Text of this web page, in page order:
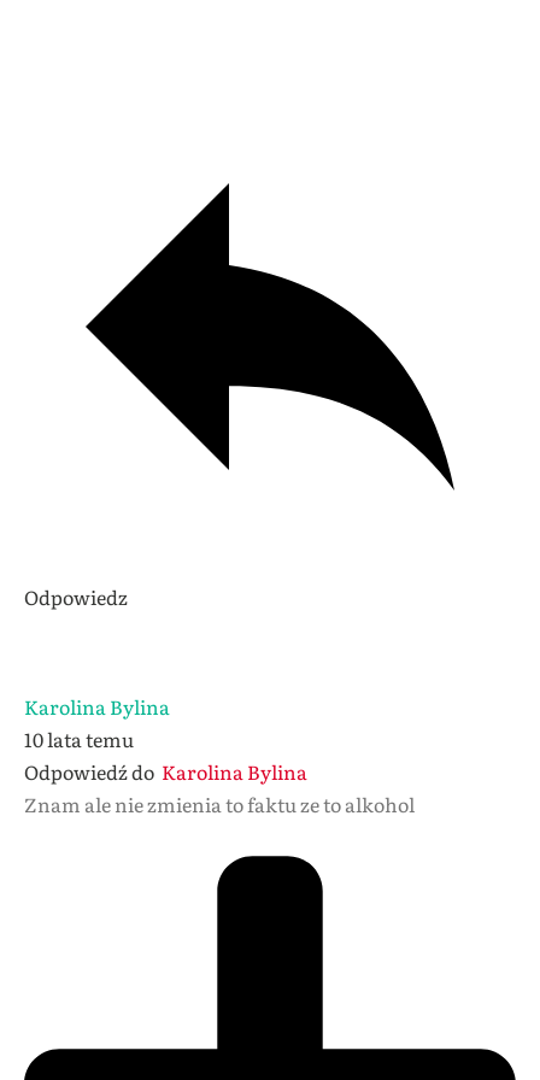
Odpowiedz
Karolina Bylina
10 lata temu
Odpowiedź do Karolina Bylina
Znam ale nie zmienia to faktu ze to alkohol